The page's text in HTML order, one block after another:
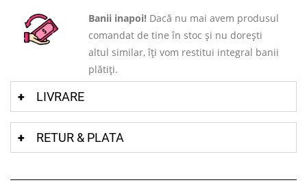
Banii inapoi! Dacă nu mai avem produsul
comandat de tine în stoc și nu dorești
altul similar, îți vom restitui integral banii
plătiți.
LIVRARE
RETUR & PLATA